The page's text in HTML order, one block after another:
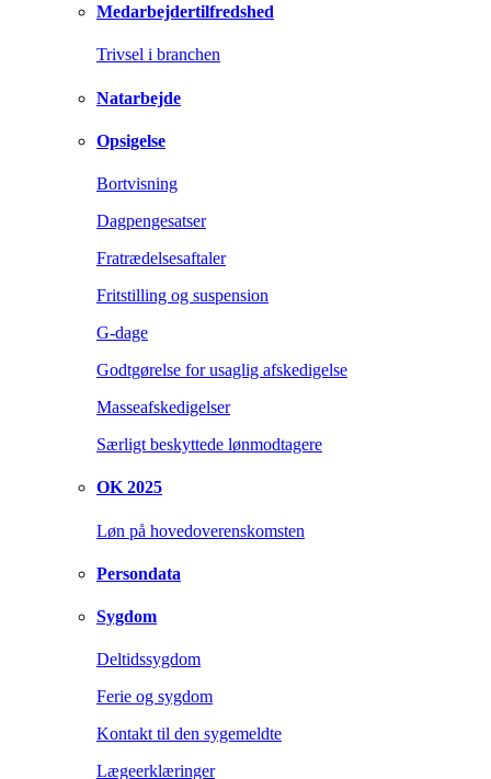
Medarbejdertilfredshed
Trivsel i branchen
Natarbejde
Opsigelse
Bortvisning
Dagpengesatser
Fratrædelsesaftaler
Fritstilling og suspension
G-dage
Godtgørelse for usaglig afskedigelse
Masseafskedigelser
Særligt beskyttede lønmodtagere
OK 2025
Løn på hovedoverenskomsten
Persondata
Sygdom
Deltidssygdom
Ferie og sygdom
Kontakt til den sygemeldte
Lægeerklæringer